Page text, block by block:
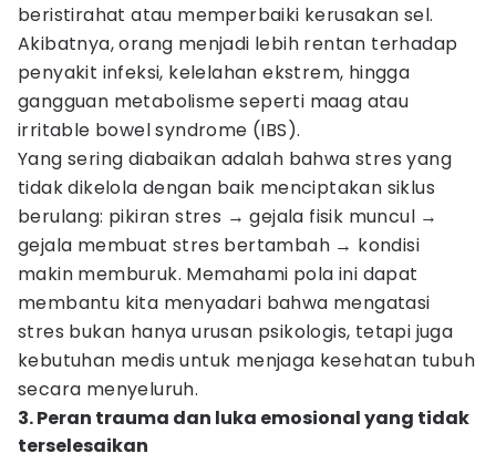
beristirahat atau memperbaiki kerusakan sel.
Akibatnya, orang menjadi lebih rentan terhadap
penyakit infeksi, kelelahan ekstrem, hingga
gangguan metabolisme seperti maag atau
irritable bowel syndrome (IBS).
Yang sering diabaikan adalah bahwa stres yang
tidak dikelola dengan baik menciptakan siklus
berulang: pikiran stres → gejala fisik muncul →
gejala membuat stres bertambah → kondisi
makin memburuk. Memahami pola ini dapat
membantu kita menyadari bahwa mengatasi
stres bukan hanya urusan psikologis, tetapi juga
kebutuhan medis untuk menjaga kesehatan tubuh
secara menyeluruh.
3. Peran trauma dan luka emosional yang tidak
terselesaikan